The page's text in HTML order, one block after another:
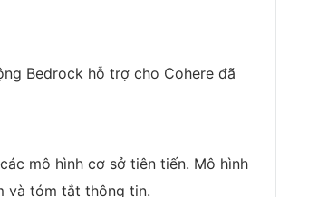
Bedrock hỗ trợ cho Cohere đã
mô hình cơ sở tiên tiến. Mô hình
và tóm tắt thông tin.